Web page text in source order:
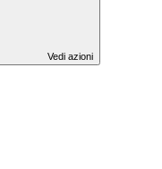
Vedi azioni